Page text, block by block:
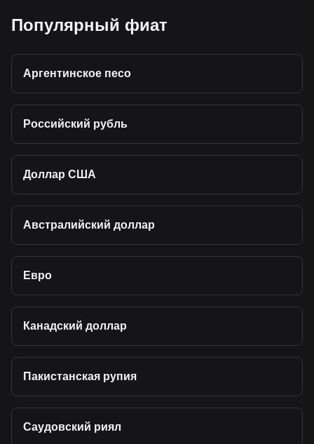
Популярный фиат
Аргентинское песо
Российский рубль
Доллар США
Австралийский доллар
Евро
Канадский доллар
Пакистанская рупия
Саудовский риял